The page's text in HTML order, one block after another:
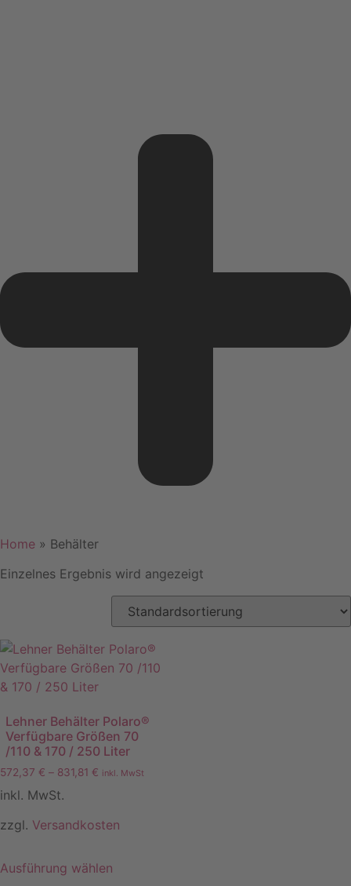
Home » Behälter
Einzelnes Ergebnis wird angezeigt
Lehner Behälter Polaro®
Verfügbare Größen 70
/110 & 170 / 250 Liter
572,37 € – 831,81 € inkl. MwSt
inkl. MwSt.
zzgl. Versandkosten
Ausführung wählen